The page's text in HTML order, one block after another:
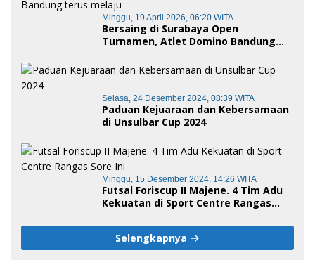
Minggu, 19 April 2026, 06:20 WITA
Bersaing di Surabaya Open
Turnamen, Atlet Domino Bandung
Selasa, 24 Desember 2024, 08:39 WITA
Paduan Kejuaraan dan Kebersamaan
di Unsulbar Cup 2024
Minggu, 15 Desember 2024, 14:26 WITA
Futsal Foriscup II Majene. 4 Tim Adu
Kekuatan di Sport Centre Rangas
Selengkapnya